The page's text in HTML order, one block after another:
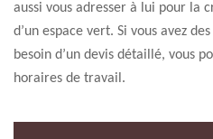
aussi vous adresser à lui pour la
d’un espace vert. Si vous avez
besoin d’un devis détaillé, vous
horaires de travail.